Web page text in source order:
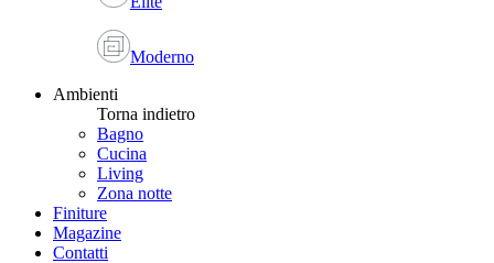
Moderno
Ambienti
Torna indietro
Bagno
Cucina
Living
Zona notte
Finiture
Magazine
Contatti